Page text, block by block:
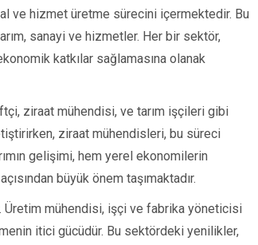
ve hizmet üretme sürecini içermektedir. Bu
sanayi ve hizmetler. Her bir sektör,
katkılar sağlamasına olanak
ziraat mühendisi, ve tarım işçileri gibi
ziraat mühendisleri, bu süreci
gelişimi, hem yerel ekonomilerin
büyük önem taşımaktadır.
mühendisi, işçi ve fabrika yöneticisi
itici gücüdür. Bu sektördeki yenilikler,